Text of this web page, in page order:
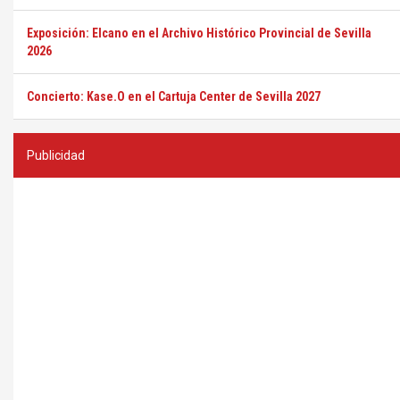
Exposición: Elcano en el Archivo Histórico Provincial de Sevilla
2026
Concierto: Kase.O en el Cartuja Center de Sevilla 2027
Publicidad